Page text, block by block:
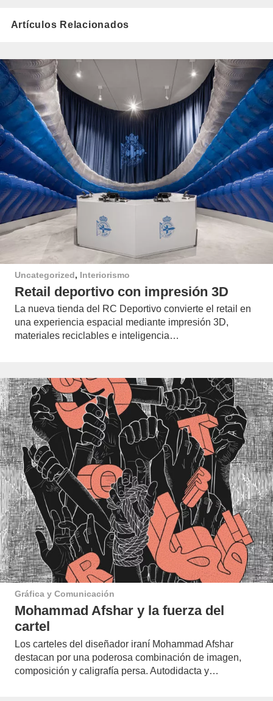
Artículos Relacionados
Uncategorized, Interiorismo
Retail deportivo con impresión 3D
La nueva tienda del RC Deportivo convierte el retail en
una experiencia espacial mediante impresión 3D,
materiales reciclables e inteligencia…
Gráfica y Comunicación
Mohammad Afshar y la fuerza del
cartel
Los carteles del diseñador iraní Mohammad Afshar
destacan por una poderosa combinación de imagen,
composición y caligrafía persa. Autodidacta y…